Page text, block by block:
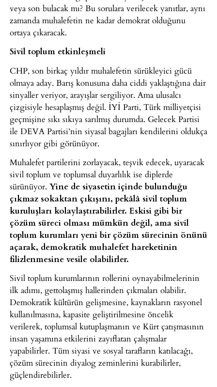
veya son bulacak mı? Bu sorulara verilecek yanıtlar, aynı
zamanda muhalefetin ne kadar demokrat olduğunu
ortaya çıkaracak.
Sivil toplum etkinleşmeli
CHP, son birkaç yıldır muhalefetin sürükleyici gücü
olmaya aday. Barış konusuna daha ciddi yaklaştığına dair
sinyaller veriyor, arayışlar sergiliyor. Ama ulusalcı
çizgisiyle hesaplaşmış değil. İYİ Parti, Türk milliyetçisi
geçmişine sıkı sıkıya sarılmış durumda. Gelecek Partisi
ile DEVA Partisi’nin siyasal bagajları kendilerini oldukça
sınırlıyor gibi görünüyor.
Muhalefet partilerini zorlayacak, teşvik edecek, uyaracak
sivil toplum ve toplumsal duyarlılık ise diplerde
sürünüyor. Yine de siyasetin içinde bulunduğu
çıkmaz sokaktan çıkışını, pekâlâ sivil toplum
kuruluşları kolaylaştırabilirler. Eskisi gibi bir
çözüm süreci olması mümkün değil, ama sivil
toplum kurumları yeni bir çözüm sürecinin önünü
açarak, demokratik muhalefet hareketinin
filizlenmesine vesile olabilirler.
Sivil toplum kurumlarının rollerini oynayabilmelerinin
ilk adımı, gettolaşmış hallerinden çıkmaları olabilir.
Demokratik kültürün gelişmesine, kaynakların rasyonel
kullanılmasına, kapasite geliştirilmesine öncelik
verilerek, toplumsal kutuplaşmanın ve Kürt çatışmasının
insan yaşamına etkilerini zayıflatan çalışmalar
yapabilirler. Tüm siyasi ve sosyal tarafların katılacağı,
çözüm sürecinin diyalog zeminlerini kurabilirler,
güçlendirebilirler.